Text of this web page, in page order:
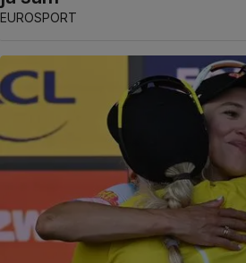
EUROSPORT